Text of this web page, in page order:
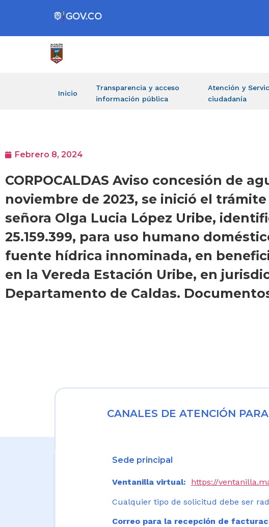
Inicio
Transparencia y acceso
información pública
Atención y
ciudadanía
Febrero 8, 2024
CORPOCALDAS Aviso concesión de
noviembre de 2023, se inició el
señora Olga Lucia López Uribe,
25.159.399, para uso humano
fuente hídrica innominada, en
en la Vereda Estación Uribe, en
Departamento de Caldas.
CANALES DE ATENCIÓN
Sede principal
Ventanilla virtual: https://
Cualquier tipo de solicitud debe ser
Correo para la recepción de